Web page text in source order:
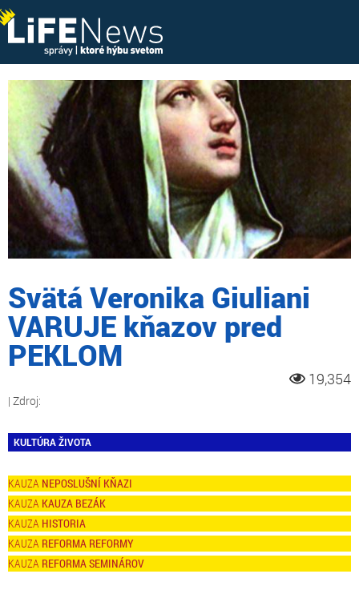
Svätá Veronika Giuliani
VARUJE kňazov pred
PEKLOM
19,354
KULTÚRA ŽIVOTA
NEPOSLUŠNÍ KŇAZI
KAUZA BEZÁK
HISTORIA
REFORMA REFORMY
REFORMA SEMINÁROV